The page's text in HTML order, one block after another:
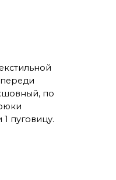
по
пуговицу.